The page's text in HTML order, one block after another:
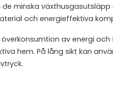
minska
och energieffektiva
av energi
hem. På lång sikt kan